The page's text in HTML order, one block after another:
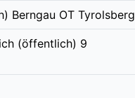
Berngau OT Tyrolsberg
(öffentlich) 9